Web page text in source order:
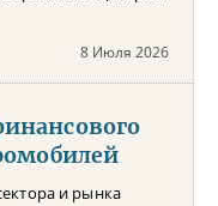
8 Июля 2026
и рынка